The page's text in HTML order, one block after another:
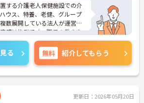
する介護老人保健施設での介
ウス、特養、老健、グループ
数展開している法人が運営し
感は抜群です。職員の働きや
いれており、半年ごとに人事
きちんと評価に繋がる配慮さ
のある方はぜひお気軽にお問
る 無料 紹介してもらう
更新日：2026年05月20日